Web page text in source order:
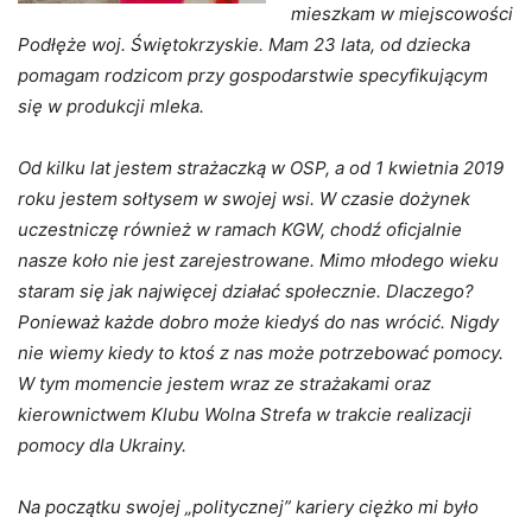
mieszkam w miejscowości
Podłęże woj. Świętokrzyskie. Mam 23 lata, od dziecka
pomagam rodzicom przy gospodarstwie specyfikującym
się w produkcji mleka.
Od kilku lat jestem strażaczką w OSP, a od 1 kwietnia 2019
roku jestem sołtysem w swojej wsi. W czasie dożynek
uczestniczę również w ramach KGW, chodź oficjalnie
nasze koło nie jest zarejestrowane. Mimo młodego wieku
staram się jak najwięcej działać społecznie. Dlaczego?
Ponieważ każde dobro może kiedyś do nas wrócić. Nigdy
nie wiemy kiedy to ktoś z nas może potrzebować pomocy.
W tym momencie jestem wraz ze strażakami oraz
kierownictwem Klubu Wolna Strefa w trakcie realizacji
pomocy dla Ukrainy.
Na początku swojej „politycznej” kariery ciężko mi było